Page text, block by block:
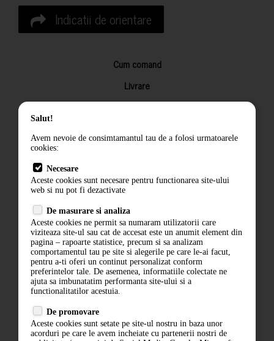
Indicatii de orientare
Cum comand
Livrare
Returnarea produselor
Termeni si conditii
Politica de confidentialitate
ANPC
ABONARE LA NEWSLETTER
Salut!
Avem nevoie de consimtamantul tau de a folosi urmatoarele
cookies:
Necesare
Aceste cookies sunt necesare pentru functionarea site-ului
web si nu pot fi dezactivate
De masurare si analiza
Aceste cookies ne permit sa numaram utilizatorii care
viziteaza site-ul sau cat de accesat este un anumit element din
pagina – rapoarte statistice, precum si sa analizam
comportamentul tau pe site si alegerile pe care le-ai facut,
pentru a-ti oferi un continut personalizat conform
preferintelor tale. De asemenea, informatiile colectate ne
ajuta sa imbunatatim performanta site-ului si a
functionalitatilor acestuia.
De promovare
Aceste cookies sunt setate pe site-ul nostru in baza unor
acorduri pe care le avem incheiate cu partenerii nostri de